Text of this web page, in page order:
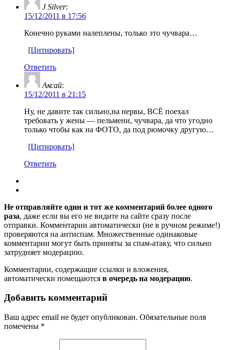
J Silver:
15/12/2011 в 17:56
Конечно руками налеплены, только это чучвара…
[Цитировать]
Ответить
Аксай:
15/12/2011 в 21:15
Ну, не давите так сильно,на нервы, ВСЁ поехал
требовать у жены — пельмени, чучвара, да что угодно
только чтобы как на ФОТО, да под рюмочку другую…
[Цитировать]
Ответить
Не отправляйте один и тот же комментарий более одного
раза, даже если вы его не видите на сайте сразу после
отправки. Комментарии автоматически (не в ручном режиме!)
проверяются на антиспам. Множественные одинаковые
комментарии могут быть приняты за спам-атаку, что сильно
затрудняет модерацию.
Комментарии, содержащие ссылки и вложения,
автоматически помещаются в очередь на модерацию.
Добавить комментарий
Ваш адрес email не будет опубликован. Обязательные поля
помечены *